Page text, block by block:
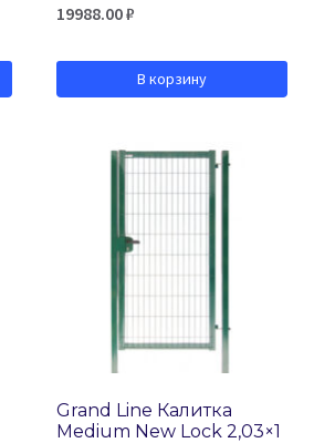
19988.00₽
В корзину
Grand Line Калитка
Medium New Lock 2,03×1